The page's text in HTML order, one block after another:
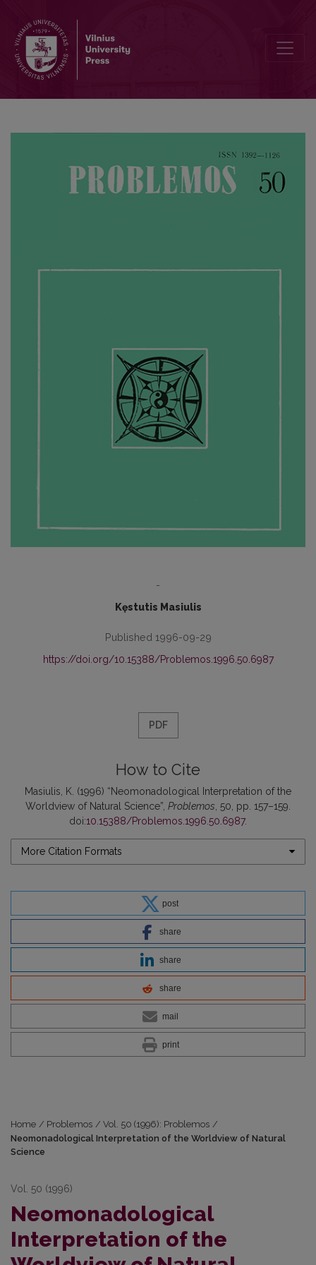
-
Kęstutis Masiulis
Published 1996-09-29
https://doi.org/10.15388/Problemos.1996.50.6987
PDF
How to Cite
Masiulis, K. (1996) “Neomonadological Interpretation of the
Worldview of Natural Science”, Problemos , 50, pp. 157–159.
doi:10.15388/Problemos.1996.50.6987.
More Citation Formats
post
share
share
share
mail
print
Home / Problemos / Vol. 50 (1996): Problemos /
Neomonadological Interpretation of the Worldview of Natural
Science
Vol. 50 (1996)
Neomonadological
Interpretation of the